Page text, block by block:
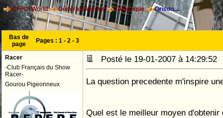
CFPOI World Général Pigeons Génétique Grison....
Bas de
page
Pages : 1 - 2 - 3
Racer
-Club Français du Show
Racer-
Gourou Pigeonneux
Posté le 19-01-2007 à
La question precedente m'inspire
Quel est le meilleur moyen d'obtenir